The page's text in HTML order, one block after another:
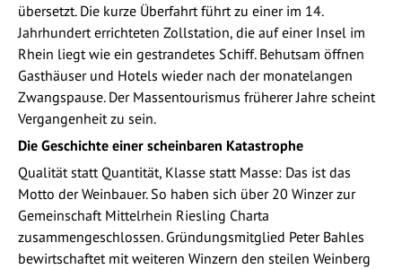
übersetzt. Die kurze Überfahrt führt zu einer im 14.
Jahrhundert errichteten Zollstation, die auf einer Insel im
Rhein liegt wie ein gestrandetes Schiff. Behutsam öffnen
Gasthäuser und Hotels wieder nach der monatelangen
Zwangspause. Der Massentourismus früherer Jahre scheint
Vergangenheit zu sein.
Die Geschichte einer scheinbaren Katastrophe
Qualität statt Quantität, Klasse statt Masse: Das ist das
Motto der Weinbauer. So haben sich über 20 Winzer zur
Gemeinschaft Mittelrhein Riesling Charta
zusammengeschlossen. Gründungsmitglied Peter Bahles
bewirtschaftet mit weiteren Winzern den steilen Weinberg